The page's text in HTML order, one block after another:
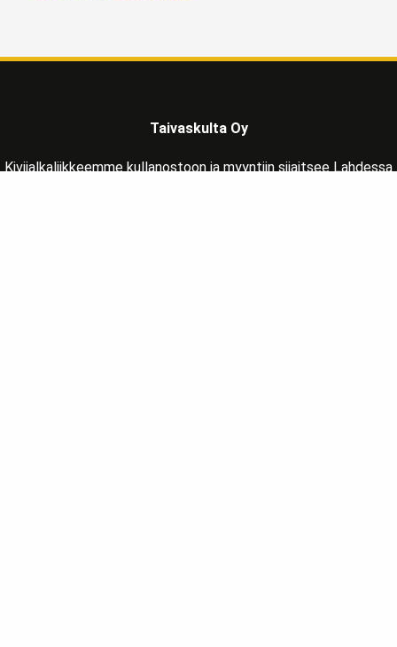
Taivaskulta Oy
Kivijalkaliikkeemme kullanostoon ja myyntiin sijaitsee Lahdessa